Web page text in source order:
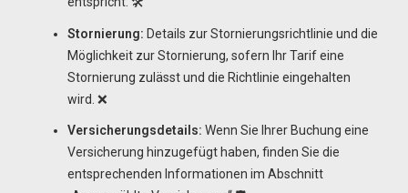
Stornierung: Details zur Stornierungsrichtlinie und die
Möglichkeit zur Stornierung, sofern Ihr Tarif eine
Stornierung zulässt und die Richtlinie eingehalten
wird. ❌
Versicherungsdetails: Wenn Sie Ihrer Buchung eine
Versicherung hinzugefügt haben, finden Sie die
entsprechenden Informationen im Abschnitt